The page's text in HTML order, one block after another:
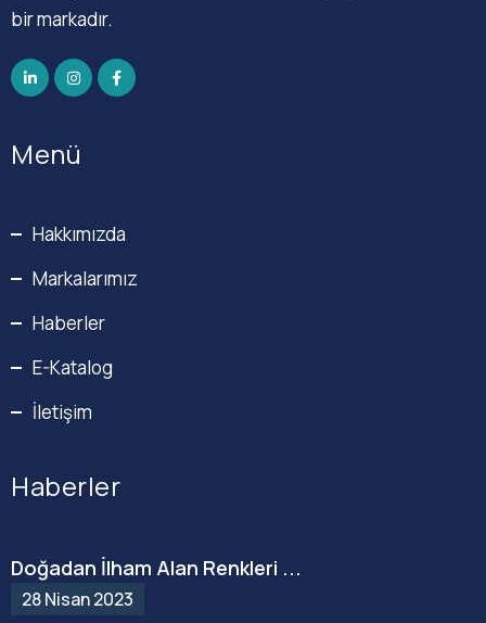
bir markadır.
Menü
Hakkımızda
Markalarımız
Haberler
E-Katalog
İletişim
Haberler
Doğadan İlham Alan Renkleri ...
28 Nisan 2023